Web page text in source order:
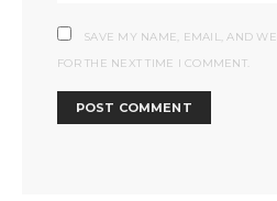
SAVE MY NAME, EMAIL, AND
FOR THE NEXT TIME I COMMENT.